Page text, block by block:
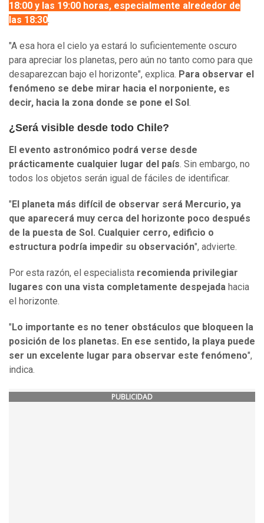
18:00 y las 19:00 horas, especialmente alrededor de
las 18:30.
"A esa hora el cielo ya estará lo suficientemente oscuro
para apreciar los planetas, pero aún no tanto como para que
desaparezcan bajo el horizonte", explica. Para observar el
fenómeno se debe mirar hacia el norponiente, es
decir, hacia la zona donde se pone el Sol .
¿Será visible desde todo Chile?
El evento astronómico podrá verse desde
prácticamente cualquier lugar del país. Sin embargo, no
todos los objetos serán igual de fáciles de identificar.
" El planeta más difícil de observar será Mercurio, ya
que aparecerá muy cerca del horizonte poco después
de la puesta de Sol. Cualquier cerro, edificio o
estructura podría impedir su observación", advierte.
Por esta razón, el especialista recomienda privilegiar
lugares con una vista completamente despejada hacia
el horizonte.
" Lo importante es no tener obstáculos que bloqueen la
posición de los planetas. En ese sentido, la playa puede
ser un excelente lugar para observar este fenómeno",
indica.
PUBLICIDAD